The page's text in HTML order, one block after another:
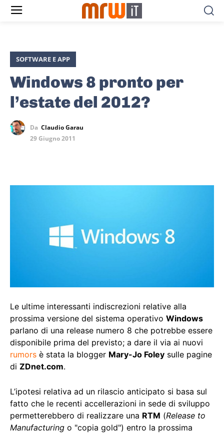
SOFTWARE E APP
Windows 8 pronto per
l’estate del 2012?
Da Claudio Garau
29 Giugno 2011
Le ultime interessanti indiscrezioni relative alla
prossima versione del sistema operativo Windows
parlano di una release numero 8 che potrebbe essere
disponibile prima del previsto; a dare il via ai nuovi
rumors è stata la blogger Mary-Jo Foley sulle pagine
di ZDnet.com.
L’ipotesi relativa ad un rilascio anticipato si basa sul
fatto che le recenti accellerazioni in sede di sviluppo
permetterebbero di realizzare una RTM (Release to
Manufacturing o "copia gold") entro la prossima